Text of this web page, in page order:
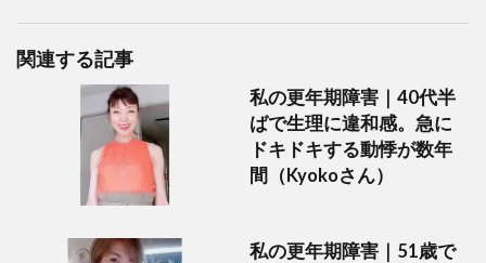
関連する記事
私の更年期障害｜40代半
ばで生理に違和感。急に
ドキドキする動悸が数年
間（Kyokoさん）
私の更年期障害｜51歳で